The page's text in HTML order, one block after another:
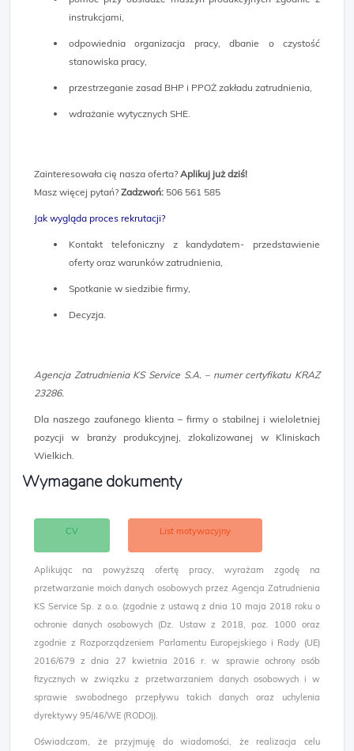
instrukcjami,
odpowiednia organizacja pracy, dbanie o czystość
stanowiska pracy,
przestrzeganie zasad BHP i PPOŻ zakładu zatrudnienia,
wdrażanie wytycznych SHE.
Zainteresowała cię nasza oferta? Aplikuj już dziś!
Masz więcej pytań? Zadzwoń: 506 561 585
Jak wygląda proces rekrutacji?
Kontakt telefoniczny z kandydatem- przedstawienie
oferty oraz warunków zatrudnienia,
Spotkanie w siedzibie firmy,
Decyzja.
Agencja Zatrudnienia KS Service S.A. – numer certyfikatu KRAZ
23286.
Dla naszego zaufanego klienta – firmy o stabilnej i wieloletniej
pozycji w branży produkcyjnej, zlokalizowanej w Kliniskach
Wielkich.
Wymagane dokumenty
CV List motywacyjny
Aplikując na powyższą ofertę pracy, wyrażam zgodę na
przetwarzanie moich danych osobowych przez Agencja Zatrudnienia
KS Service Sp. z o.o. (zgodnie z ustawą z dnia 10 maja 2018 roku o
ochronie danych osobowych (Dz. Ustaw z 2018, poz. 1000 oraz
zgodnie z Rozporządzeniem Parlamentu Europejskiego i Rady (UE)
2016/679 z dnia 27 kwietnia 2016 r. w sprawie ochrony osób
fizycznych w związku z przetwarzaniem danych osobowych i w
sprawie swobodnego przepływu takich danych oraz uchylenia
dyrektywy 95/46/WE (RODO)).
Oświadczam, że przyjmuję do wiadomości, że realizacja celu